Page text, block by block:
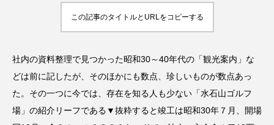
この記事のタイトルとURLをコピーする
社内の資料整理で見つかった昭和30～40年代の「観光案内」な
どは前に記したが、そのほかにも数点、珍しいものが数点あっ
た。その一つに今では、存在を知る人も少ない「水石山ゴルフ
場」の紹介リーフである▼抜粋すると竣工は昭和30年７月、開場